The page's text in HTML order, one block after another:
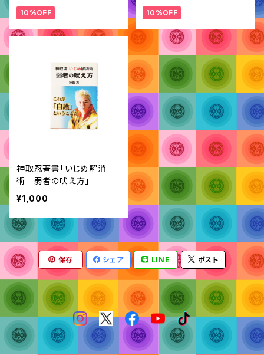
10%OFF 10%OFF
神取忍著書「いじめ解消
術 弱者の吠え方」
¥1,000
保存 シェア LINE ポスト